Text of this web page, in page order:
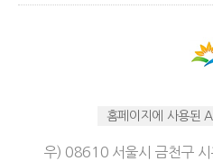
홈페이지에 사용된
우) 08610 서울시 금천구